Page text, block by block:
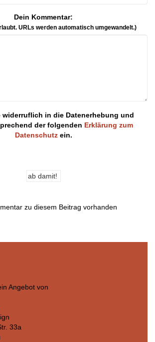
Dein Kommentar:
URLs werden automatisch umgewandelt.)
in die Datenerhebung und
der folgenden Erklärung zum
Datenschutzein.
zu diesem Beitrag vorhanden
Angebot von
33a